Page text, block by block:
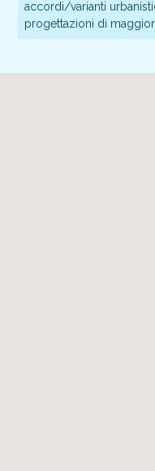
accordi/varianti
progettazioni di